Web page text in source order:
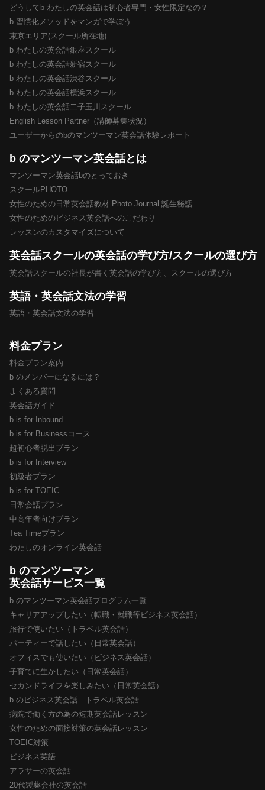
どうしてb わたしの英会話は初心者専門・女性限定なの？
b 習慣化メソッドをマンガで学ぼう
東京エリア(スクール所在地)
b わたしの英会話銀座スクール
b わたしの英会話新宿スクール
b わたしの英会話渋谷スクール
b わたしの英会話横浜スクール
b わたしの英会話二子玉川スクール
English Lesson Partner（講師募集状況）
ユーザーからのbのマンツーマン英会話体験レポート
b のマンツーマン英会話とは
マンツーマン英会話bのとっておき
スクールPHOTO
女性のための日常英会話教材 Photo Journal 誕生秘話
女性のためのビジネス英会話へのこだわり
レッスンのカスタマイズについて
英会話スクールの英会話の学び方/スクールの選び方
英会話スクールの社長が書く英会話の学び方、スクールの選び方
英語・英会話文法の学習
英語・英会話文法の学習
料金プラン
料金プラン案内
b のメンバーになるには？
よくある質問
英会話ガイド
b is for Inbound
b is for Businessコース
超初心者脱出プラン
b is for Interview
初級者プラン
b is for TOEIC
日常会話プラン
中高年者向けプラン
Tea Timeプラン
わたしのオンライン英会話
b のマンツーマン
英会話サービス一覧
b のマンツーマン英会話プログラム一覧
キャリアアップしたい（転職・就職等ビジネス英会話）
旅行で使いたい（トラベル英会話）
パーティーで話したい（日常英会話）
オフィスでも使いたい（ビジネス英会話）
子育てに生かしたい（日常英会話）
セカンドライフを楽しみたい（日常英会話）
b のビジネス英会話 トラベル英会話
病院で働く方の為の短期英会話レッスン
女性のための面接対策の英会話レッスン
TOEIC対策
ビジネス英語
アラサーの英会話
20代製薬会社の英会話